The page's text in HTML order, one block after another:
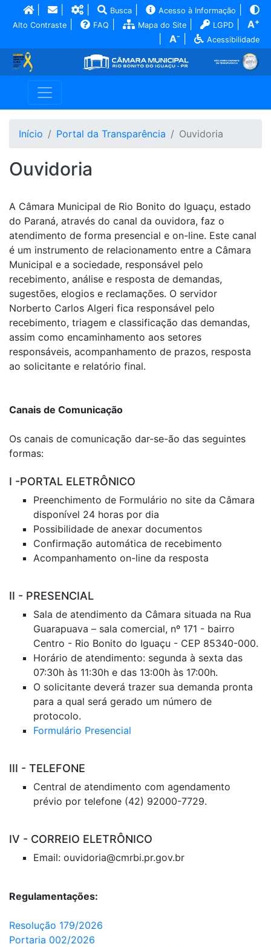
| Busca Acesso à Informação
Alto Contraste FAQ Mapa do Site LGPD A+
A- Acessibilidade
Início Portal da Transparência Ouvidoria
Ouvidoria
A Câmara Municipal de Rio Bonito do Iguaçu, estado
do Paraná, através do canal da ouvidora, faz o
atendimento de forma presencial e on-line. Este canal
é um instrumento de relacionamento entre a Câmara
Municipal e a sociedade, responsável pelo
recebimento, análise e resposta de demandas,
sugestões, elogios e reclamações. O servidor
Norberto Carlos Algeri fica responsável pelo
recebimento, triagem e classificação das demandas,
assim como encaminhamento aos setores
responsáveis, acompanhamento de prazos, resposta
ao solicitante e relatório final.
Canais de Comunicação
Os canais de comunicação dar-se-ão das seguintes
formas:
I -PORTAL ELETRÔNICO
Preenchimento de Formulário no site da Câmara
disponível 24 horas por dia
Possibilidade de anexar documentos
Confirmação automática de recebimento
Acompanhamento on-line da resposta
II - PRESENCIAL
Sala de atendimento da Câmara situada na Rua
Guarapuava – sala comercial, nº 171 - bairro
Centro - Rio Bonito do Iguaçu - CEP 85340-000.
Horário de atendimento: segunda à sexta das
07:30h às 11:30h e das 13:00h às 17:00h.
O solicitante deverá trazer sua demanda pronta
para a qual será gerado um número de
protocolo.
Formulário Presencial
III - TELEFONE
Central de atendimento com agendamento
prévio por telefone (42) 92000-7729.
IV - CORREIO ELETRÔNICO
Email: ouvidoria@cmrbi.pr.gov.br
Regulamentações:
Resolução 179/2026
Portaria 002/2026